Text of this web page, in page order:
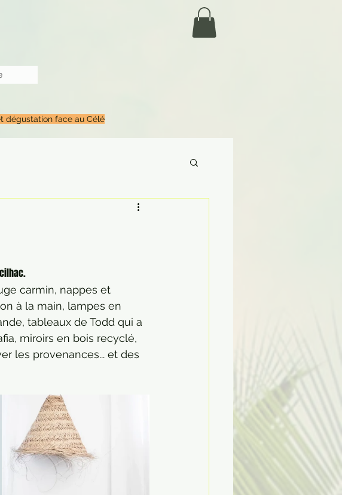
dégustation face au Célé
carmin, nappes et
à la main, lampes en
tableaux de Todd qui a
miroirs en bois recyclé,
les provenances... et des